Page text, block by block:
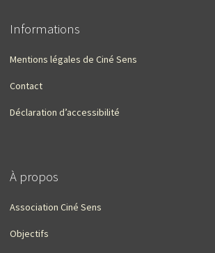
Informations
Mentions légales de Ciné Sens
Contact
Déclaration d’accessibilité
À propos
Association Ciné Sens
Objectifs